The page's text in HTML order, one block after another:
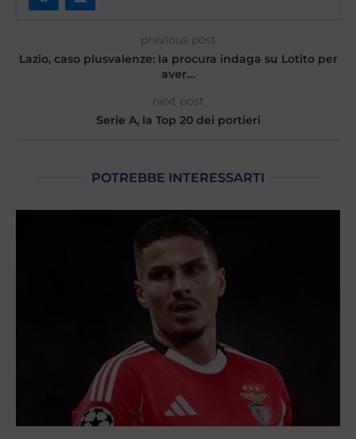
previous post
Lazio, caso plusvalenze: la procura indaga su Lotito per
aver…
next post
Serie A, la Top 20 dei portieri
POTREBBE INTERESSARTI